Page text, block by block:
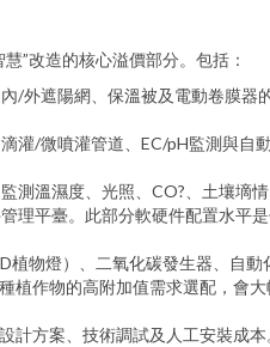
慧”改造的核心溢價部分。包括：
/外遮陽網、保溫被及電動卷膜器
灌/微噴灌管道、EC/pH監測與自
監測溫濕度、光照、CO?、土壤墑情
理平臺。此部分軟硬件配置水平
植物燈）、二氧化碳發生器、自動
植作物的高附加值需求選配，會大
計方案、技術調試及人工安裝成